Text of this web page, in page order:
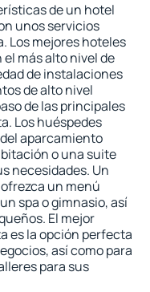
de un hotel
unos servicios
Los mejores hoteles
más alto nivel de
de instalaciones
de alto nivel
de las principales
Los huéspedes
aparcamiento
o una suite
necesidades. Un
un menú
spa o gimnasio, así
El mejor
es la opción perfecta
así como para
para sus